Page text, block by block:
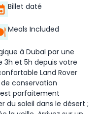
Billet daté
Meals Included
à Dubaï par une
et 5h depuis votre
Land Rover
conservation
est parfaitement
du soleil dans le désert ;